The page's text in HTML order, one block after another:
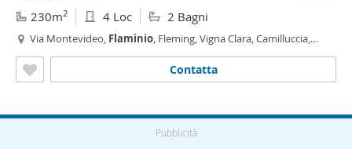
230m2 4 Loc 2 Bagni
Via Montevideo, Flaminio, Fleming, Vigna Clara, Camilluccia,
Contatta
Pubblicità